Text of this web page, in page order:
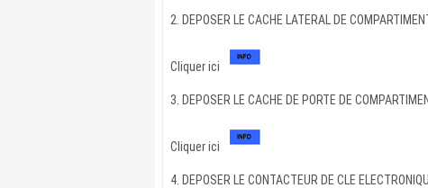
2. DEPOSER LE CACHE LATERAL DE
Cliquer ici
3. DEPOSER LE CACHE DE PORTE DE
Cliquer ici
4. DEPOSER LE CONTACTEUR DE CLE